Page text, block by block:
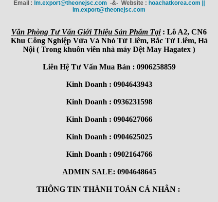
Email : Im.export@theonejsc.com -&- Website : hoachatkorea.com ||
Im.export@theonejsc.com
Văn Phòng Tư Vấn Giới Thiệu Sản Phẩm Tại: Lô A2, CN6
Khu Công Nghiệp Vừa Và Nhỏ Từ Liêm, Bắc Từ Liêm, Hà
Nội ( Trong khuôn viên nhà máy Dệt May Hagatex )
Liên Hệ Tư Vấn Mua Bán : 0906258859
Kinh Doanh : 0904643943
Kinh Doanh : 0936231598
Kinh Doanh : 0904627066
Kinh Doanh : 0904625025
Kinh Doanh : 0902164766
ADMIN SALE: 0904648645
THÔNG TIN THÀNH TOÁN CÁ NHÂN :